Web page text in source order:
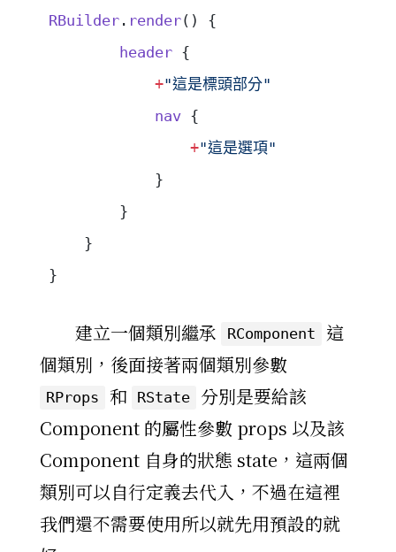
RBuilder . render() {
        header
{
            +
"這是標頭部分"
            nav
{
                +
"這是選項"
            }
        }
    }
}
建立一個類別繼承 RComponent
這
個類別，後面接著兩個類別參數
RProps 和 RState
分別是要給該
Component 的屬性參數 props 以及該
Component 自身的狀態 state，這兩個
類別可以自行定義去代入，不過在這裡
我們還不需要使用所以就先用預設的就